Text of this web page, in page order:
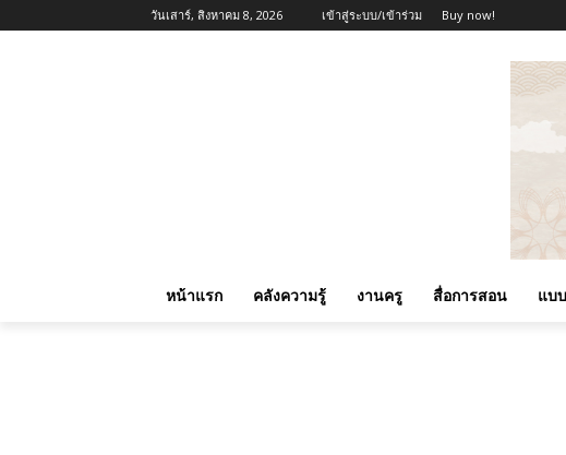
วันเสาร์, สิงหาคม 8, 2026 เข้าสู่ระบบ/เข้าร่วม Buy now!
หน้าแรก คลังความรู้ งานครู สื่อการสอน แบ